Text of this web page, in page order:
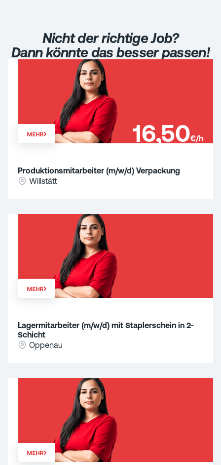
Nicht der richtige Job?
Dann könnte das besser passen!
MEHR 16,50€/h
Produktionsmitarbeiter (m/w/d) Verpackung
Willstätt
MEHR
Lagermitarbeiter (m/w/d) mit Staplerschein in 2-
Schicht
Oppenau
MEHR